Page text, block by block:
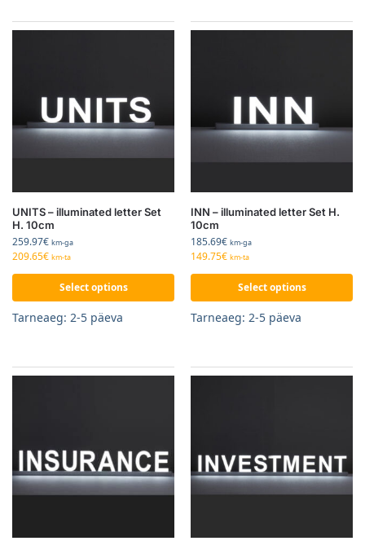
UNITS – illuminated letter Set
H. 10cm
259.97€ km-ga
209.65€ km-ta
Select options
Tarneaeg: 2-5 päeva
INN – illuminated letter Set H.
10cm
185.69€ km-ga
149.75€ km-ta
Select options
Tarneaeg: 2-5 päeva